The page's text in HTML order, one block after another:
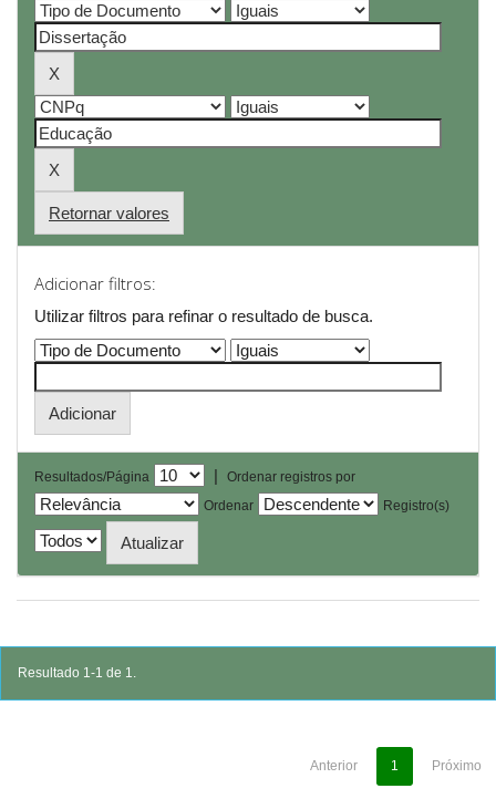
Retornar valores
Adicionar filtros:
Utilizar filtros para refinar o resultado de busca.
Resultados/Página |
Ordenar registros por
Ordenar
Registro(s)
Resultado 1-1 de 1.
Anterior 1 Próximo